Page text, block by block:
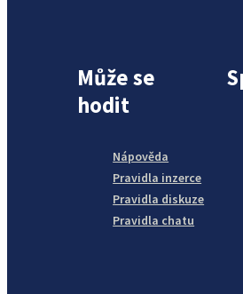
Může se
hodit
Nápověda
Pravidla inzerce
Pravidla diskuze
Pravidla chatu